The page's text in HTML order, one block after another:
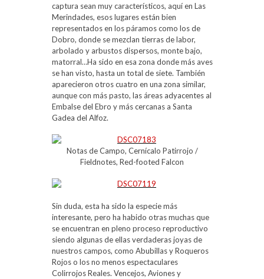
captura sean muy característicos, aquí en Las
Merindades, esos lugares están bien
representados en los páramos como los de
Dobro, donde se mezclan tierras de labor,
arbolado y arbustos dispersos, monte bajo,
matorral…Ha sido en esa zona donde más aves
se han visto, hasta un total de siete. También
aparecieron otros cuatro en una zona similar,
aunque con más pasto, las áreas adyacentes al
Embalse del Ebro y más cercanas a Santa
Gadea del Alfoz.
Notas de Campo, Cernícalo Patirrojo /
Fieldnotes, Red-footed Falcon
Sin duda, esta ha sido la especie más
interesante, pero ha habido otras muchas que
se encuentran en pleno proceso reproductivo
siendo algunas de ellas verdaderas joyas de
nuestros campos, como Abubillas y Roqueros
Rojos o los no menos espectaculares
Colirrojos Reales. Vencejos, Aviones y